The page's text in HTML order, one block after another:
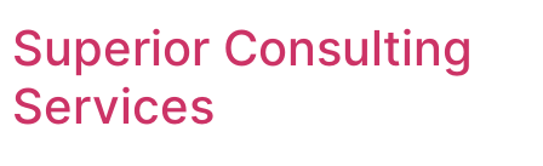
Superior Consulting
Services